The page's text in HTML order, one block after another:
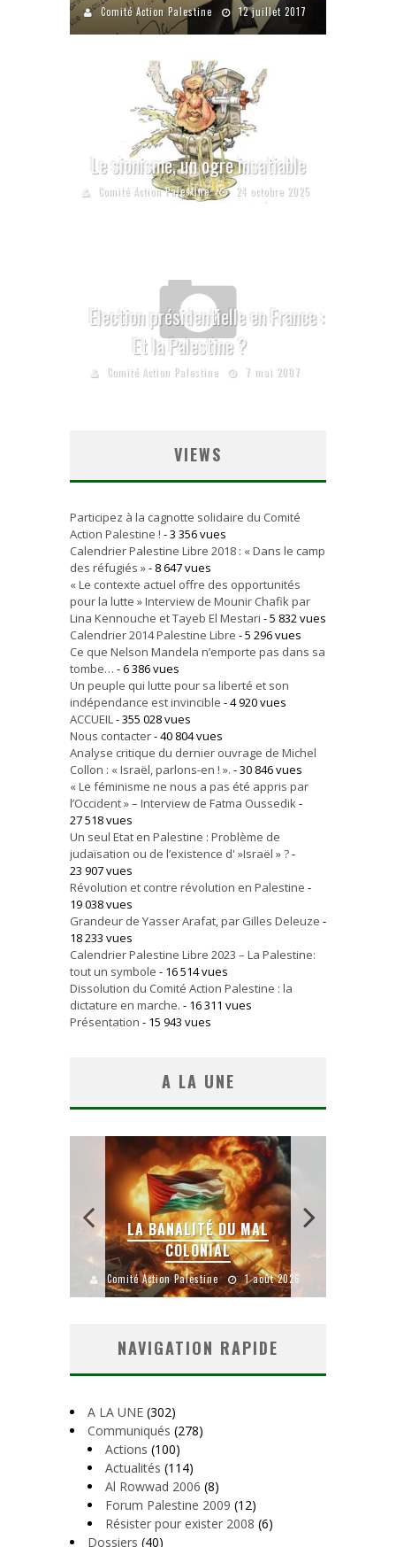
Comité Action Palestine 12 juillet 2017
Le sionisme, un ogre insatiable
Comité Action Palestine 24 octobre 2025
Election présidentielle en France :
Et la Palestine ?
Comité Action Palestine 7 mai 2007
VIEWS
Participez à la cagnotte solidaire du Comité
Action Palestine ! - 3 356 vues
Calendrier Palestine Libre 2018 : « Dans le camp
des réfugiés »- 8 647 vues
« Le contexte actuel offre des opportunités
pour la lutte » Interview de Mounir Chafik par
Lina Kennouche et Tayeb El Mestari - 5 832 vues
Calendrier 2014 Palestine Libre - 5 296 vues
Ce que Nelson Mandela n’emporte pas dans sa
tombe… - 6 386 vues
Un peuple qui lutte pour sa liberté et son
indépendance est invincible - 4 920 vues
ACCUEIL - 355 028 vues
Nous contacter- 40 804 vues
Analyse critique du dernier ouvrage de Michel
Collon : « Israël, parlons-en ! ». - 30 846 vues
« Le féminisme ne nous a pas été appris par
l’Occident » – Interview de Fatma Oussedik -
27 518 vues
Un seul Etat en Palestine : Problème de
judaïsation ou de l’existence d' »Israël » ?-
23 907 vues
Révolution et contre révolution en Palestine -
19 038 vues
Grandeur de Yasser Arafat, par Gilles Deleuze -
18 233 vues
Calendrier Palestine Libre 2023 – La Palestine:
tout un symbole - 16 514 vues
Dissolution du Comité Action Palestine : la
dictature en marche. - 16 311 vues
Présentation - 15 943 vues
A LA UNE
LA BANALITÉ DU MAL
COLONIAL
Comité Action Palestine 1 août 2026
NAVIGATION RAPIDE
A LA UNE (302)
Communiqués (278)
Actions (100)
Actualités (114)
Al Rowwad 2006 (8)
Forum Palestine 2009 (12)
Résister pour exister 2008 (6)
Dossiers (40)